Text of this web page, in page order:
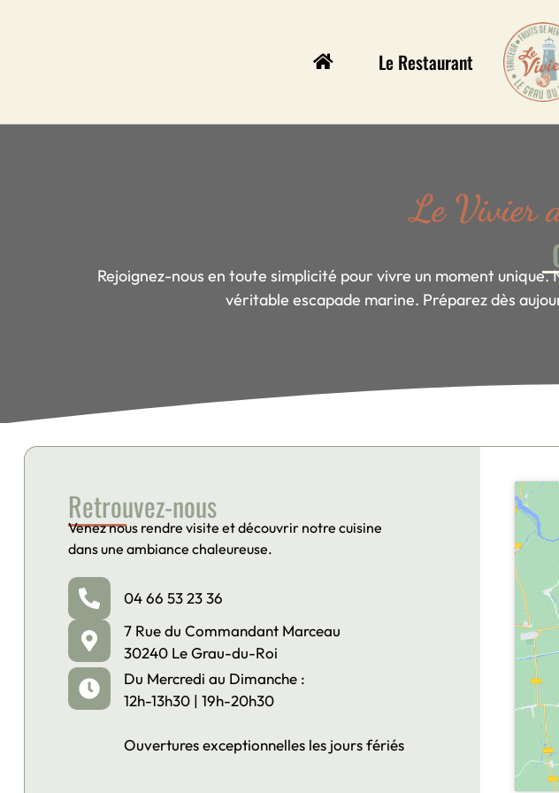
Le Restaurant
Le Vivier
Rejoignez-nous en toute simplicité pour vivre un moment
véritable escapade marine. Préparez dès
Retrouvez-nous
Venez nous rendre visite et découvrir notre cuisine
dans une ambiance chaleureuse.
04 66 53 23 36
7 Rue du Commandant Marceau
30240 Le Grau-du-Roi
Du Mercredi au Dimanche :
12h-13h30 | 19h-20h30
Ouvertures exceptionnelles les jours fériés